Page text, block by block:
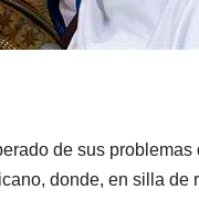
de sus
donde, en silla